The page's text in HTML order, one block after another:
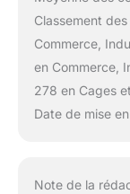
Classement
Commerce,
en Commerce,
278 en Cages
Date de mise
Note de la